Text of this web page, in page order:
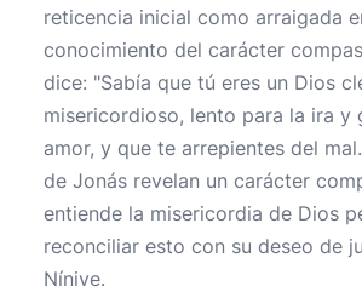
reticencia inicial como arraigada
conocimiento del carácter
dice: "Sabía que tú eres un Dios
misericordioso, lento para la ira y
amor, y que te arrepientes del
de Jonás revelan un carácter
entiende la misericordia de Dios
reconciliar esto con su deseo de
Nínive.